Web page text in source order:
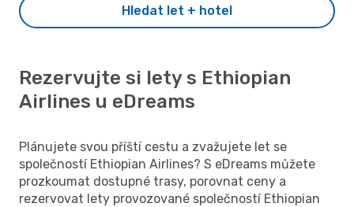
Hledat let + hotel
Rezervujte si lety s Ethiopian
Airlines u eDreams
Plánujete svou příští cestu a zvažujete let se
společností Ethiopian Airlines? S eDreams můžete
prozkoumat dostupné trasy, porovnat ceny a
rezervovat lety provozované společností Ethiopian